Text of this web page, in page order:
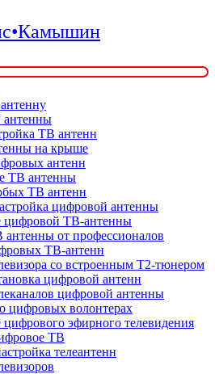
антенны
ТВ антенн
на крыше
антенн
ТВ антенны
ТВ антенн
цифровой антенны
цифровой ТВ-антенны
от профессионалов
ТВ-антенн
со встроенным T2-тюнером
цифровой антенн
цифровой антенны
цифровых волонтерах
эфирного телевидения
ТВ
телеантенн